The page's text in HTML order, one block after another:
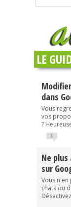
LE
dans
Vous
vos
?
1
Ne
sur
Vous
chats ou